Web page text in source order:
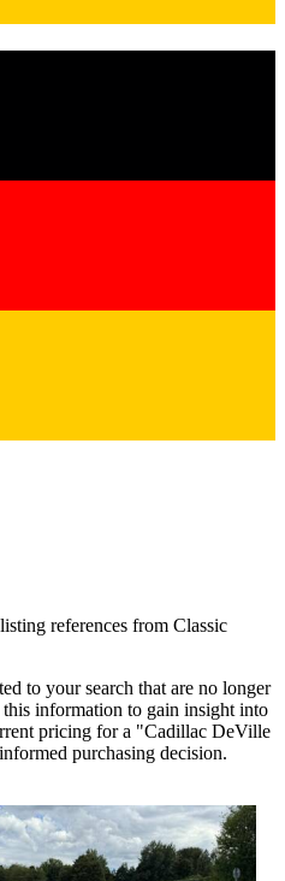
references from Classic
to your search that are no longer
information to gain insight into
pricing for a "Cadillac DeVille
purchasing decision.